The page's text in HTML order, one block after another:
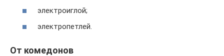
электроиглой;
электропетлей.
От комедонов